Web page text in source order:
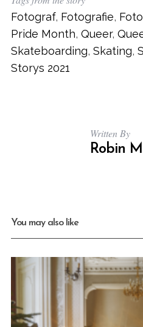
Fotograf, Fotografie,
Pride Month, Queer,
Skateboarding, Skating,
Storys 2021
Written By
Robin
You may also like